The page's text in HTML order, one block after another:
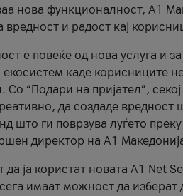
нова функционалност, А1
вредност и радост кај
е повеќе од нова услуга и
екосистем каде корисниците
“Подари на пријател”,
да создаде вредност
што ги поврзува луѓето
директор на А1
ја користат новата А1 Net
имаат можност да изберат